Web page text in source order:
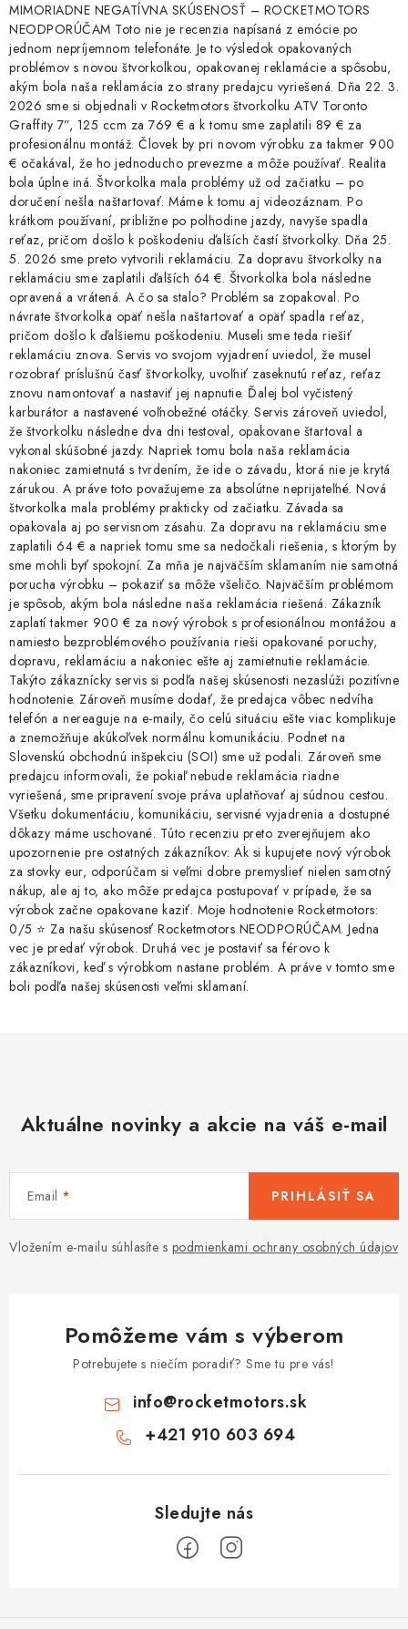
MIMORIADNE NEGATÍVNA SKÚSENOSŤ – ROCKETMOTORS
NEODPORÚČAM Toto nie je recenzia napísaná z emócie po
jednom nepríjemnom telefonáte. Je to výsledok opakovaných
problémov s novou štvorkolkou, opakovanej reklamácie a spôsobu,
akým bola naša reklamácia zo strany predajcu vyriešená. Dňa 22. 3.
2026 sme si objednali v Rocketmotors štvorkolku ATV Toronto
Graffity 7”, 125 ccm za 769 € a k tomu sme zaplatili 89 € za
profesionálnu montáž. Človek by pri novom výrobku za takmer 900
€ očakával, že ho jednoducho prevezme a môže používať. Realita
bola úplne iná. Štvorkolka mala problémy už od začiatku – po
doručení nešla naštartovať. Máme k tomu aj videozáznam. Po
krátkom používaní, približne po polhodine jazdy, navyše spadla
reťaz, pričom došlo k poškodeniu ďalších častí štvorkolky. Dňa 25.
5. 2026 sme preto vytvorili reklamáciu. Za dopravu štvorkolky na
reklamáciu sme zaplatili ďalších 64 €. Štvorkolka bola následne
opravená a vrátená. A čo sa stalo? Problém sa zopakoval. Po
návrate štvorkolka opäť nešla naštartovať a opäť spadla reťaz,
pričom došlo k ďalšiemu poškodeniu. Museli sme teda riešiť
reklamáciu znova. Servis vo svojom vyjadrení uviedol, že musel
rozobrať príslušnú časť štvorkolky, uvoľniť zaseknutú reťaz, reťaz
znovu namontovať a nastaviť jej napnutie. Ďalej bol vyčistený
karburátor a nastavené voľnobežné otáčky. Servis zároveň uviedol,
že štvorkolku následne dva dni testoval, opakovane štartoval a
vykonal skúšobné jazdy. Napriek tomu bola naša reklamácia
nakoniec zamietnutá s tvrdením, že ide o závadu, ktorá nie je krytá
zárukou. A práve toto považujeme za absolútne neprijateľné. Nová
štvorkolka mala problémy prakticky od začiatku. Závada sa
opakovala aj po servisnom zásahu. Za dopravu na reklamáciu sme
zaplatili 64 € a napriek tomu sme sa nedočkali riešenia, s ktorým by
sme mohli byť spokojní. Za mňa je najväčším sklamaním nie samotná
porucha výrobku – pokaziť sa môže všeličo. Najväčším problémom
je spôsob, akým bola následne naša reklamácia riešená. Zákazník
zaplatí takmer 900 € za nový výrobok s profesionálnou montážou a
namiesto bezproblémového používania rieši opakované poruchy,
dopravu, reklamáciu a nakoniec ešte aj zamietnutie reklamácie.
Takýto zákaznícky servis si podľa našej skúsenosti nezaslúži pozitívne
hodnotenie. Zároveň musíme dodať, že predajca vôbec nedvíha
telefón a nereaguje na e-maily, čo celú situáciu ešte viac komplikuje
a znemožňuje akúkoľvek normálnu komunikáciu. Podnet na
Slovenskú obchodnú inšpekciu (SOI) sme už podali. Zároveň sme
predajcu informovali, že pokiaľ nebude reklamácia riadne
vyriešená, sme pripravení svoje práva uplatňovať aj súdnou cestou.
Všetku dokumentáciu, komunikáciu, servisné vyjadrenia a dostupné
dôkazy máme uschované. Túto recenziu preto zverejňujem ako
upozornenie pre ostatných zákazníkov: Ak si kupujete nový výrobok
za stovky eur, odporúčam si veľmi dobre premyslieť nielen samotný
nákup, ale aj to, ako môže predajca postupovať v prípade, že sa
výrobok začne opakovane kaziť. Moje hodnotenie Rocketmotors:
0/5 ⭐ Za našu skúsenosť Rocketmotors NEODPORÚČAM. Jedna
vec je predať výrobok. Druhá vec je postaviť sa férovo k
zákazníkovi, keď s výrobkom nastane problém. A práve v tomto sme
boli podľa našej skúsenosti veľmi sklamaní.
Aktuálne novinky a akcie na váš e-mail
Email
Vložením e-mailu súhlasíte s podmienkami ochrany osobných údajov
PRIHLÁSIŤ SA
Pomôžeme vám s výberom
Potrebujete s niečím poradiť? Sme tu pre vás!
info@rocketmotors.sk
+421 910 603 694